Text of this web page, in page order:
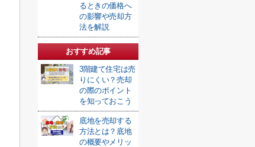
るときの価格へ
の影響や売却方
法を解説
おすすめ記事
3階建て住宅は売
りにくい？売却
の際のポイント
を知っておこう
底地を売却する
方法とは？底地
の概要やメリッ